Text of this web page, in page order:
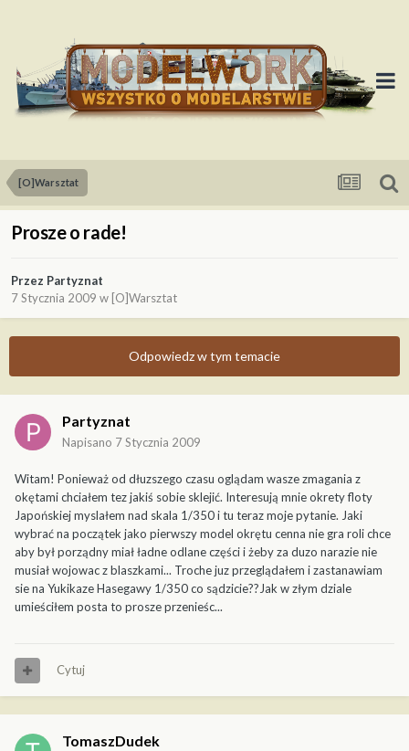
[O]Warsztat
Prosze o rade!
Przez Partyznat
7 Stycznia 2009 w [O]Warsztat
Odpowiedz w tym temacie
Partyznat
Napisano 7 Stycznia 2009
Witam! Ponieważ od dłuzszego czasu oglądam wasze zmagania z
okętami chciałem tez jakiś sobie sklejić. Interesują mnie okrety floty
Japońskiej myslałem nad skala 1/350 i tu teraz moje pytanie. Jaki
wybrać na początek jako pierwszy model okrętu cenna nie gra roli chce
aby był porządny miał ładne odlane części i żeby za duzo narazie nie
musiał wojowac z blaszkami... Troche juz przeglądałem i zastanawiam
sie na Yukikaze Hasegawy 1/350 co sądzicie??Jak w złym dziale
umieściłem posta to prosze przenieśc...
Cytuj
TomaszDudek